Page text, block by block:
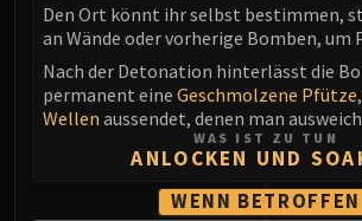
VAULT
Eranog
Terros
Sennarth
Primal Council
Dathea
Kurog
Den Ort könnt ihr selbst bestimmen,
an Wände oder vorherige Bomben, um
Nach der Detonation hinterlässt die
permanent eine Geschmolzene Pfütze
Wellen aussendet, denen man
WAS IST ZU TUN
ANLOCKEN UND
WENN BETROFFEN